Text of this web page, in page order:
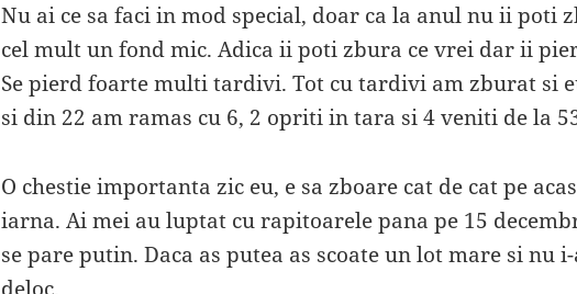
Nu ai ce sa faci in mod special, doar ca la anul nu ii poti
cel mult un fond mic. Adica ii poti zbura ce vrei dar ii
Se pierd foarte multi tardivi. Tot cu tardivi am zburat si
si din 22 am ramas cu 6, 2 opriti in tara si 4 veniti de la
O chestie importanta zic eu, e sa zboare cat de cat pe
iarna. Ai mei au luptat cu rapitoarele pana pe 15
se pare putin. Daca as putea as scoate un lot mare si nu